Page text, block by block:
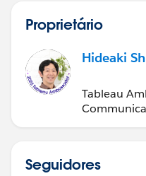
Proprietário
Hideaki
Tableau
Seguidores